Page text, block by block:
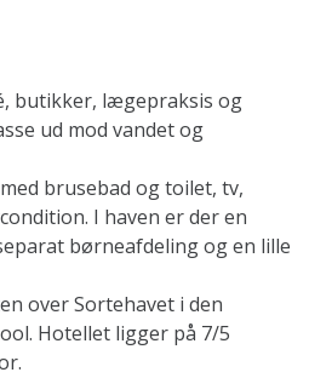
butikker, lægepraksis og
ud mod vandet og
brusebad og toilet, tv,
I haven er der en
børneafdeling og en lille
over Sortehavet i den
Hotellet ligger på 7/5